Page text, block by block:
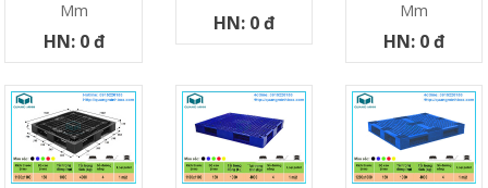
Mm
HN: 0 đ
HN: 0 đ
Mm
HN: 0 đ